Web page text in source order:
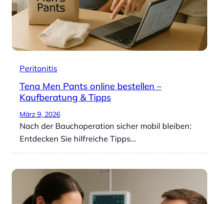
Peritonitis
Tena Men Pants online bestellen –
Kaufberatung & Tipps
März 9, 2026
Nach der Bauchoperation sicher mobil bleiben:
Entdecken Sie hilfreiche Tipps…